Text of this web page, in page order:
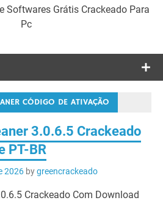
Softwares Grátis Crackeado Para
Pc
CÓDIGO DE ATIVAÇÃO
3.0.6.5 Crackeado
PT-BR
2026bygreencrackeado
Crackeado Com Download